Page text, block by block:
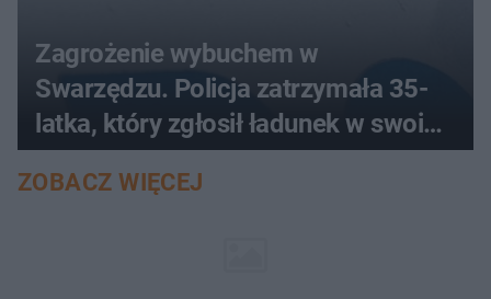
Zagrożenie wybuchem w
Swarzędzu. Policja zatrzymała 35-
latka, który zgłosił ładunek w swoim
aucie
ZOBACZ WIĘCEJ